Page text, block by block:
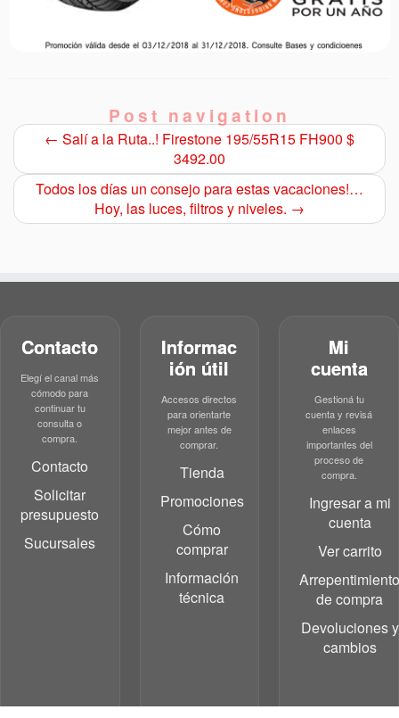
Post navigation
← Salí a la Ruta..! Firestone 195/55R15 FH900 $
3492.00
Todos los días un consejo para estas vacaciones!…
Hoy, las luces, filtros y niveles. →
Contacto
Elegí el canal más
cómodo para
continuar tu
consulta o
compra.
Contacto
Solicitar
presupuesto
Sucursales
Informac
ión útil
Accesos directos
para orientarte
mejor antes de
comprar.
Tienda
Promociones
Cómo
comprar
Información
técnica
Mi
cuenta
Gestioná tu
cuenta y revisá
enlaces
importantes del
proceso de
compra.
Ingresar a mi
cuenta
Ver carrito
de compra
Devoluciones y
cambios